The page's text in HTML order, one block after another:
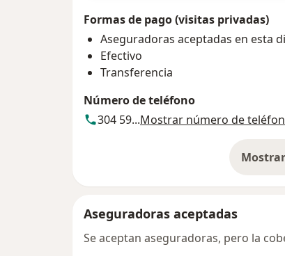
Formas de pago (visitas privadas)
Aseguradoras aceptadas en esta
Efectivo
Transferencia
Número de teléfono
304 59...Mostrar número de
Aseguradoras aceptadas
Se aceptan aseguradoras, pero la